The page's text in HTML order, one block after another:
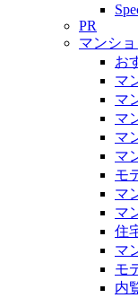
PR
マンシ
お
マ
マ
マ
マ
マ
モ
マ
マ
住
マ
モ
内